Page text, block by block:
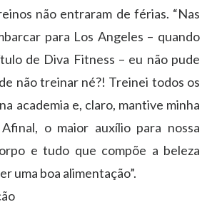
não entraram de férias. “Nas
para Los Angeles – quando
de Diva Fitness – eu não pude
não treinar né?! Treinei todos os
academia e, claro, mantive minha
o maior auxílio para nossa
e tudo que compõe a beleza
uma boa alimentação”.